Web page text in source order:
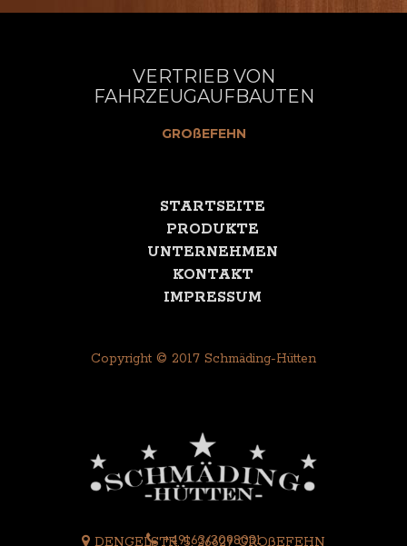
VERTRIEB VON
FAHRZEUGAUFBAUTEN
GROßEFEHN
STARTSEITE
PRODUKTE
UNTERNEHMEN
KONTAKT
IMPRESSUM
Copyright © 2017 Schmäding-Hütten
+49163/3098031
DENGELSTR. 5, 26629 GROßEFEHN